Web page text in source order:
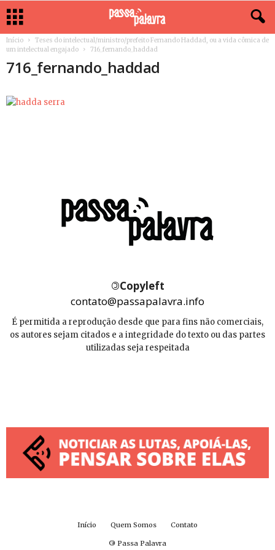
Início
Teses do intelectual/ministro/prefeito Fernando Haddad, ou a vida cômica de
um intelectual engajado
716_fernando_haddad
716_fernando_haddad
©Copyleft
contato@passapalavra.info
É permitida a reprodução desde que para fins não comerciais,
os autores sejam citados e a integridade do texto ou das partes
utilizadas seja respeitada
Início Quem Somos Contato
© Passa Palavra